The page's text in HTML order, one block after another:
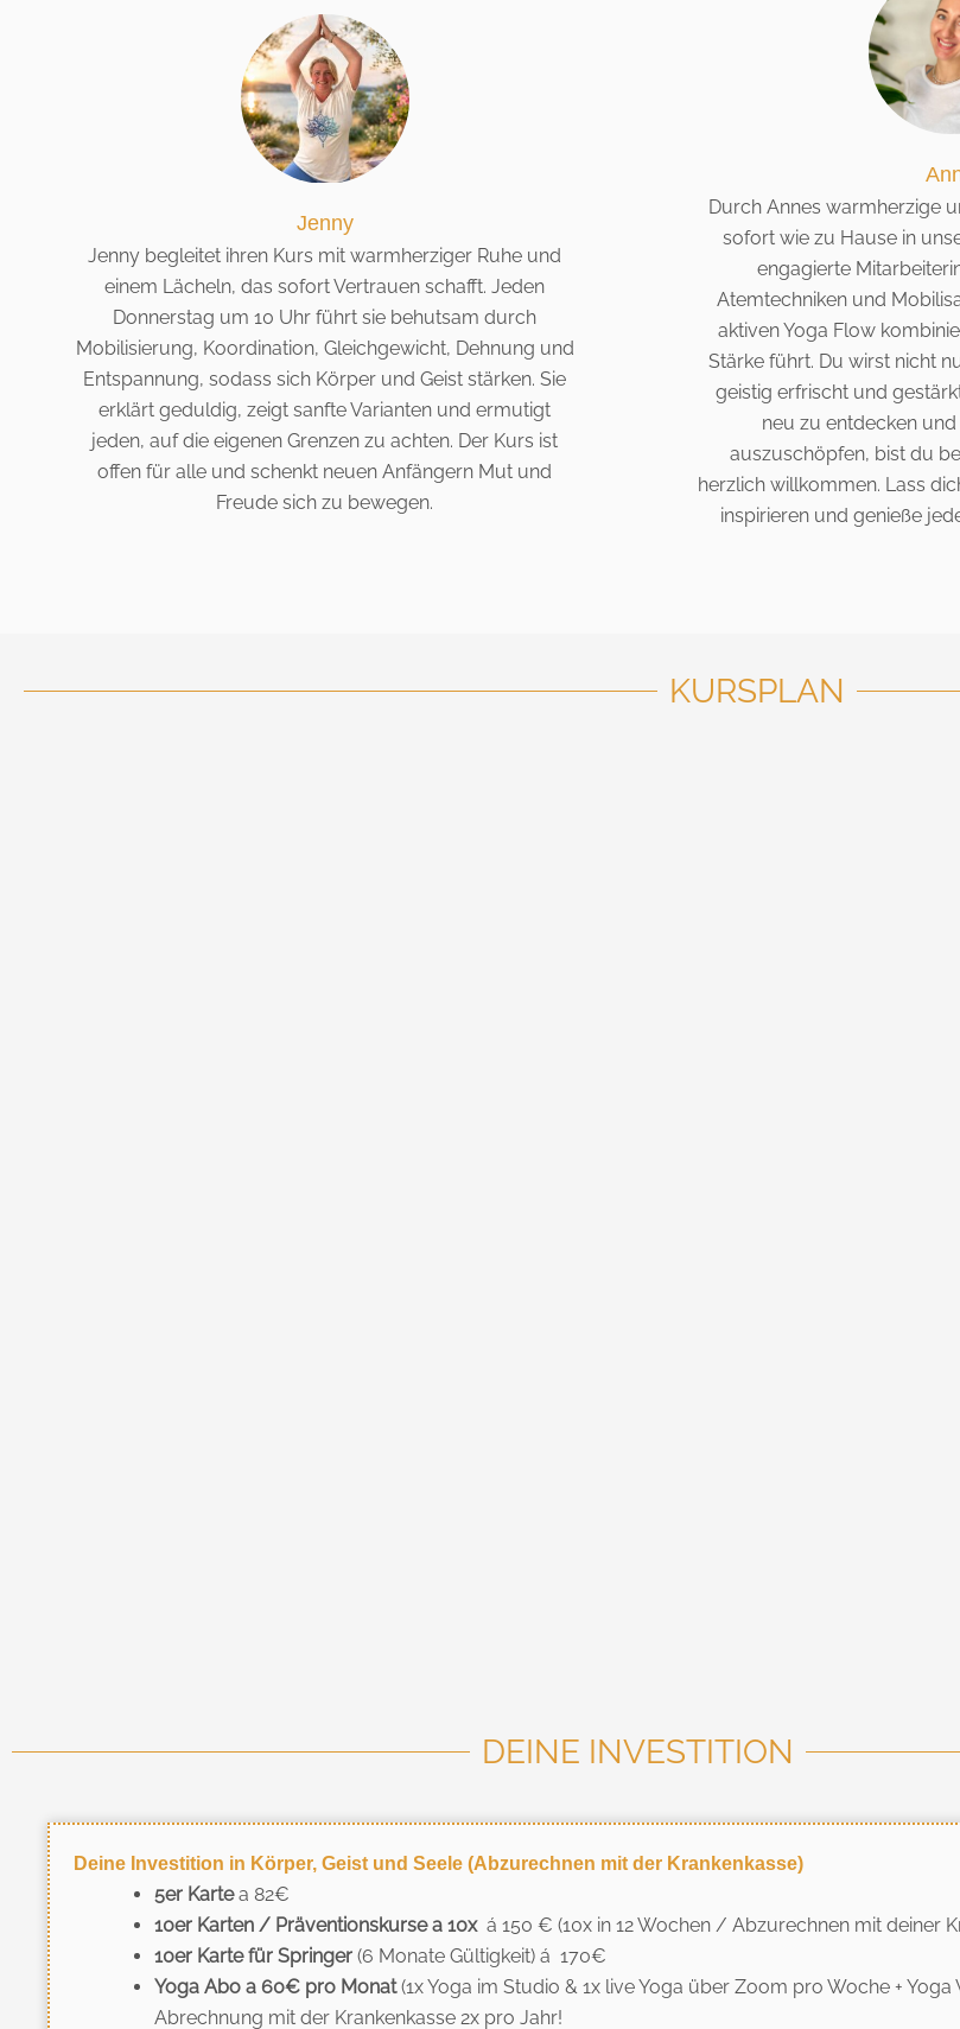
Jenny
Jenny begleitet ihren Kurs mit warmherziger Ruhe und
einem Lächeln, das sofort Vertrauen schafft. Jeden
Donnerstag um 10 Uhr führt sie behutsam durch
Mobilisierung, Koordination, Gleichgewicht, Dehnung und
Entspannung, sodass sich Körper und Geist stärken. Sie
erklärt geduldig, zeigt sanfte Varianten und ermutigt
jeden, auf die eigenen Grenzen zu achten. Der Kurs ist
offen für alle und schenkt neuen Anfängern Mut und
Freude sich zu bewegen.
Durch Annes warmherzige
sofort wie zu Hause in
engagierte
Atemtechniken und
aktiven Yoga Flow
Stärke führt. Du wirst nicht
geistig erfrischt und
neu zu entdecken
auszuschöpfen, bist du
herzlich willkommen. Lass
inspirieren und genieße
KURSPLAN
DEINE INVESTITION
Deine Investition in Körper, Geist und Seele (Abzurechnen mit der Krankenkasse)
5er Kartea 82€
10er Karten / Präventionskurse a 10x á 150 € (10x in 12 Wochen / Abzurechnen mit deiner
10er Karte für Springer (6 Monate Gültigkeit) á 170€
Yoga Abo a 60€ pro Monat(1x Yoga im Studio & 1x live Yoga über Zoom pro Woche +
Abrechnung mit der Krankenkasse 2x pro Jahr!